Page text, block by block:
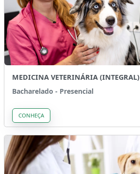
MEDICINA VETERINÁRIA (INTEGRAL)
Bacharelado - Presencial
CONHEÇA